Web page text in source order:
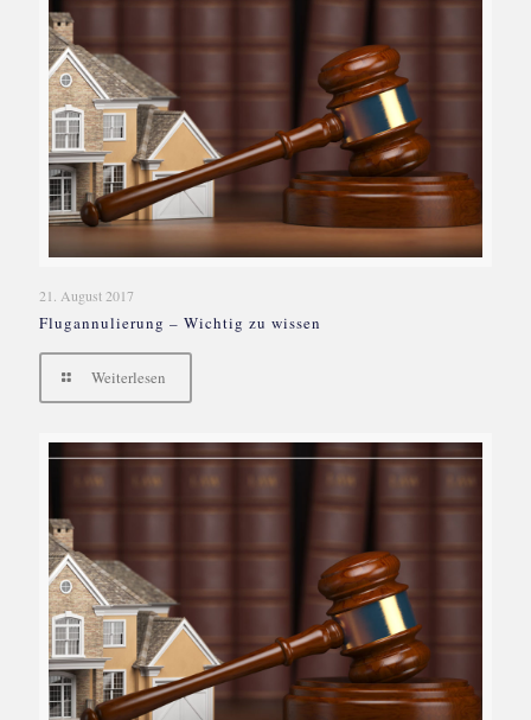
21. August 2017
Flugannulierung – Wichtig zu wissen
Weiterlesen